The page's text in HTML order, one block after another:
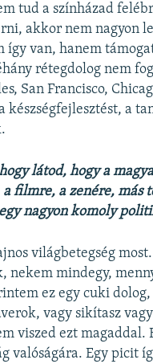
tud a színházad
akkor nem nagyon
így van, hanem
rétegdolog nem
San Francisco,
készségfejlesztést, a
látod, hogy a
filmre, a zenére,
nagyon komoly
világbetegség
nekem mindegy,
ez egy cuki
vagy sikítasz
viszed ezt
valóságára. Egy picit